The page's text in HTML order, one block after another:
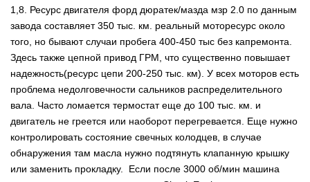
1,8. Ресурс двигателя форд дюратек/мазда мзр 2.0 по данным
завода составляет 350 тыс. км. реальный моторесурс около
того, но бывают случаи пробега 400-450 тыс без капремонта.
Здесь также цепной привод ГРМ, что существенно повышает
надежность(ресурс цепи 200-250 тыс. км). У всех моторов есть
проблема недолговечности сальников распределительного
вала. Часто ломается термостат еще до 100 тыс. км. и
двигатель не греется или наоборот перегревается. Еще нужно
контролировать состояние свечных колодцев, в случае
обнаружения там масла нужно подтянуть клапанную крышку
или заменить прокладку. Если после 3000 об/мин машина